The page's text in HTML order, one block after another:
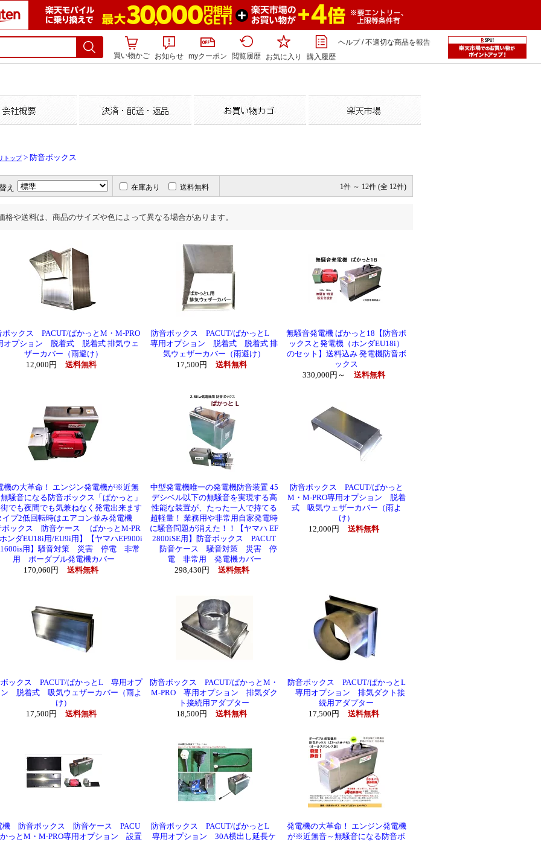
買い物かご
お知らせ myクーポン 閲覧履歴 お気に入り 購入履歴
ヘルプ/不適切な商品を報告
トップ> 防音ボックス
え 在庫あり 送料無料 1件 ～ 12件 (全 12件)
格や送料は、商品のサイズや色によって異なる場合があります。
ボックス PACUT/ぱかっとM・M-PRO
オプション 脱着式 脱着式 排気ウェ
ザーカバー（雨避け）
12,000円
送料無料
防音ボックス PACUT/ぱかっとL
専用オプション 脱着式 脱着式 排
気ウェザーカバー（雨避け）
17,500円
送料無料
無騒音発電機 ぱかっと18【防音ボ
ックスと発電機（ホンダEU18i）
のセット】送料込み 発電機防音ボ
ックス
330,000円～
送料無料
機の大革命！ エンジン発電機が※近無
騒音になる防音ボックス「ぱかっと」
でも夜間でも気兼ねなく発電出来ます
プ2低回転時はエアコン並み発電機
ボックス 防音ケース ぱかっとM-PR
ンダEU18i用/EU9i用】【ヤマハEF900i
1600is用】騒音対策 災害 停電 非常
用 ポーダブル発電機カバー
170,060円
送料無料
中型発電機唯一の発電機防音装置 45
デシベル以下の無騒音を実現する高
性能な装置が、たった一人で持てる
超軽量！ 業務用や非常用自家発電時
に騒音問題が消えた！！【ヤマハ EF
2800iSE用】防音ボックス PACUT
防音ケース 騒音対策 災害 停
電 非常用 発電機カバー
298,430円
送料無料
防音ボックス PACUT/ぱかっと
M・M-PRO専用オプション 脱着
式 吸気ウェザーカバー（雨よ
け）
12,000円
送料無料
ボックス PACUT/ぱかっとL 専用オプ
ン 脱着式 吸気ウェザーカバー（雨よ
け）
17,500円
送料無料
防音ボックス PACUT/ぱかっとM・
M-PRO 専用オプション 排気ダク
ト接続用アダプター
18,500円
送料無料
防音ボックス PACUT/ぱかっとL
専用オプション 排気ダクト接
続用アダプター
17,500円
送料無料
機 防音ボックス 防音ケース PACU
っとM・M-PRO専用オプション 設置
防音ボックス PACUT/ぱかっとL
専用オプション 30A横出し延長ケ
発電機の大革命！ エンジン発電機
が※近無音～無騒音になる防音ボ